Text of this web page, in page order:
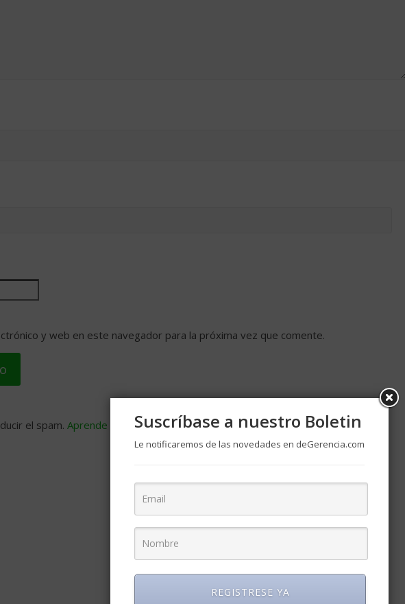
y web en este navegador para la próxima vez que comente.
el spam. Aprende cómo se procesan los datos de tus comentarios.
Suscríbase a nuestro Boletin
Le notificaremos de las novedades en deGerencia.com
REGISTRESE YA